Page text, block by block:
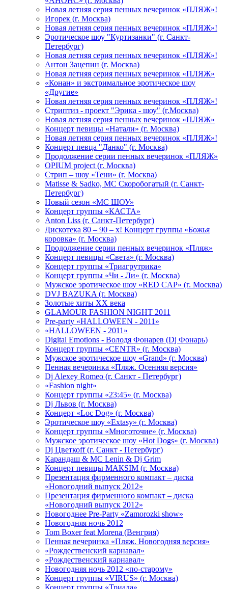
Новая летняя серия пенных вечеринок «ПЛЯЖ»!
Игорек (г. Москва)
Новая летняя серия пенных вечеринок «ПЛЯЖ»!
Эротическое шоу "Куртизанки" (г. Санкт-
Петербург)
Новая летняя серия пенных вечеринок «ПЛЯЖ»!
Антон Зацепин (г. Москва)
Новая летняя серия пенных вечеринок «ПЛЯЖ»
«Конан» и экстримальное эротическое шоу
«Другие»
Новая летняя серия пенных вечеринок «ПЛЯЖ»!
Стриптиз - проект "Эрика - шоу" (г.Москва)
Новая летняя серия пенных вечеринок «ПЛЯЖ»
Концерт певицы «Натали» (г. Москва)
Новая летняя серия пенных вечеринок «ПЛЯЖ»!
Концерт певца "Данко" (г. Москва)
Продолжение серии пенных вечеринок «ПЛЯЖ»
OPIUM project (г. Москва)
Стрип – шоу «Тени» (г. Москва)
Matissе & Sadko, MC Скоробогатый (г. Санкт-
Петербург)
Новый сезон «МС ШОУ»
Концерт группы «КАСТА»
Anton Liss (г. Санкт-Петербург)
Дискотека 80 – 90 – х! Концерт группы «Божья
коровка» (г. Москва)
Продолжение серии пенных вечеринок «Пляж»
Концерт певицы «Света» (г. Москва)
Концерт группы «Триагрутрика»
Концерт группы «Чи - Ли» (г. Москва)
Мужское эротическое шоу «RED CAP» (г. Москва)
DVJ BAZUKA (г. Москва)
Золотые хиты XX века
GLAMOUR FASHION NIGHT 2011
Pre-party «HALLOWEEN - 2011»
«HALLOWEEN - 2011»
Digital Emotions - Володя Фонарев (Dj Фонарь)
Концерт группы «CENTR» (г. Москва)
Мужское эротическое шоу «Grand» (г. Москва)
Пенная вечеринка «Пляж. Осенняя версия»
Dj Alexey Romeo (г. Санкт - Петербург)
«Fashion night»
Концерт группы «23:45» (г. Москва)
Dj Львов (г. Москва)
Концерт «Loc Dog» (г. Москва)
Эротическое шоу «Extasy» (г. Москва)
Концерт группы «Многоточие» (г. Москва)
Мужское эротическое шоу «Hot Dogs» (г. Москва)
Dj Цветкоff (г. Санкт - Петербург)
Карандаш & МС Lenin & Dj Grim
Концерт певицы МАКSIМ (г. Москва)
Презентация фирменного компакт – диска
«Новогодний выпуск 2012»
Презентация фирменного компакт – диска
«Новогодний выпуск 2012»
Новогоднее Pre-Party «Zamorozki show»
Новогодняя ночь 2012
Tom Boxer feat Morena (Венгрия)
Пенная вечеринка «Пляж. Новогодняя версия»
«Рождественский карнавал»
«Рождественский карнавал»
Новогодняя ночь 2012 «по-старому»
Концерт группы «VIRUS» (г. Москва)
Концерт группы «Триада»